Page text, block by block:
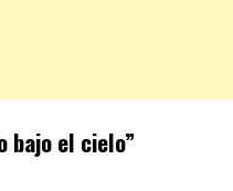
bajo el cielo”